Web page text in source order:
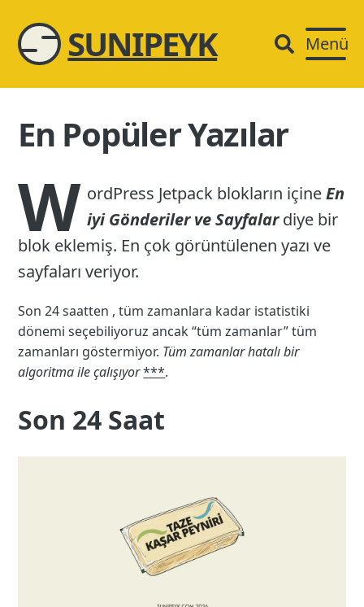
SUNIPEYK Menü
En Popüler Yazılar
W ordPress Jetpack blokların içineEn
iyi Gönderiler ve Sayfalardiye bir
blok eklemiş. En çok görüntülenen yazı ve
sayfaları veriyor.
Son 24 saatten , tüm zamanlara kadar istatistiki
dönemi seçebiliyoruz ancak “tüm zamanlar” tüm
zamanları göstermiyor. Tüm zamanlar hatalı bir
algoritma ile çalışıyor***.
Son 24 Saat